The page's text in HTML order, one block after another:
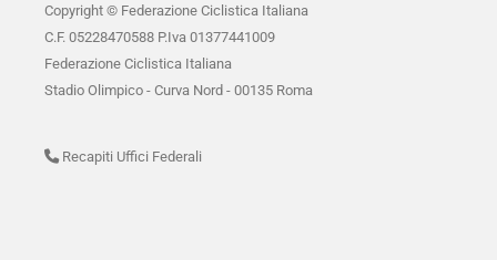
Copyright © Federazione Ciclistica Italiana
C.F. 05228470588 P.Iva 01377441009
Federazione Ciclistica Italiana
Stadio Olimpico - Curva Nord - 00135 Roma
Recapiti Uffici Federali